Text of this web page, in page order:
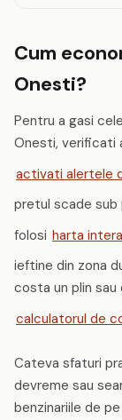
Cum
Onesti?
Pentru a gasi
Onesti, verificati
activati alertele
pretul scade sub
folosi harta
ieftine din zona
costa un plin
calculatorul de
Cateva sfaturi
devreme sau
benzinariile de